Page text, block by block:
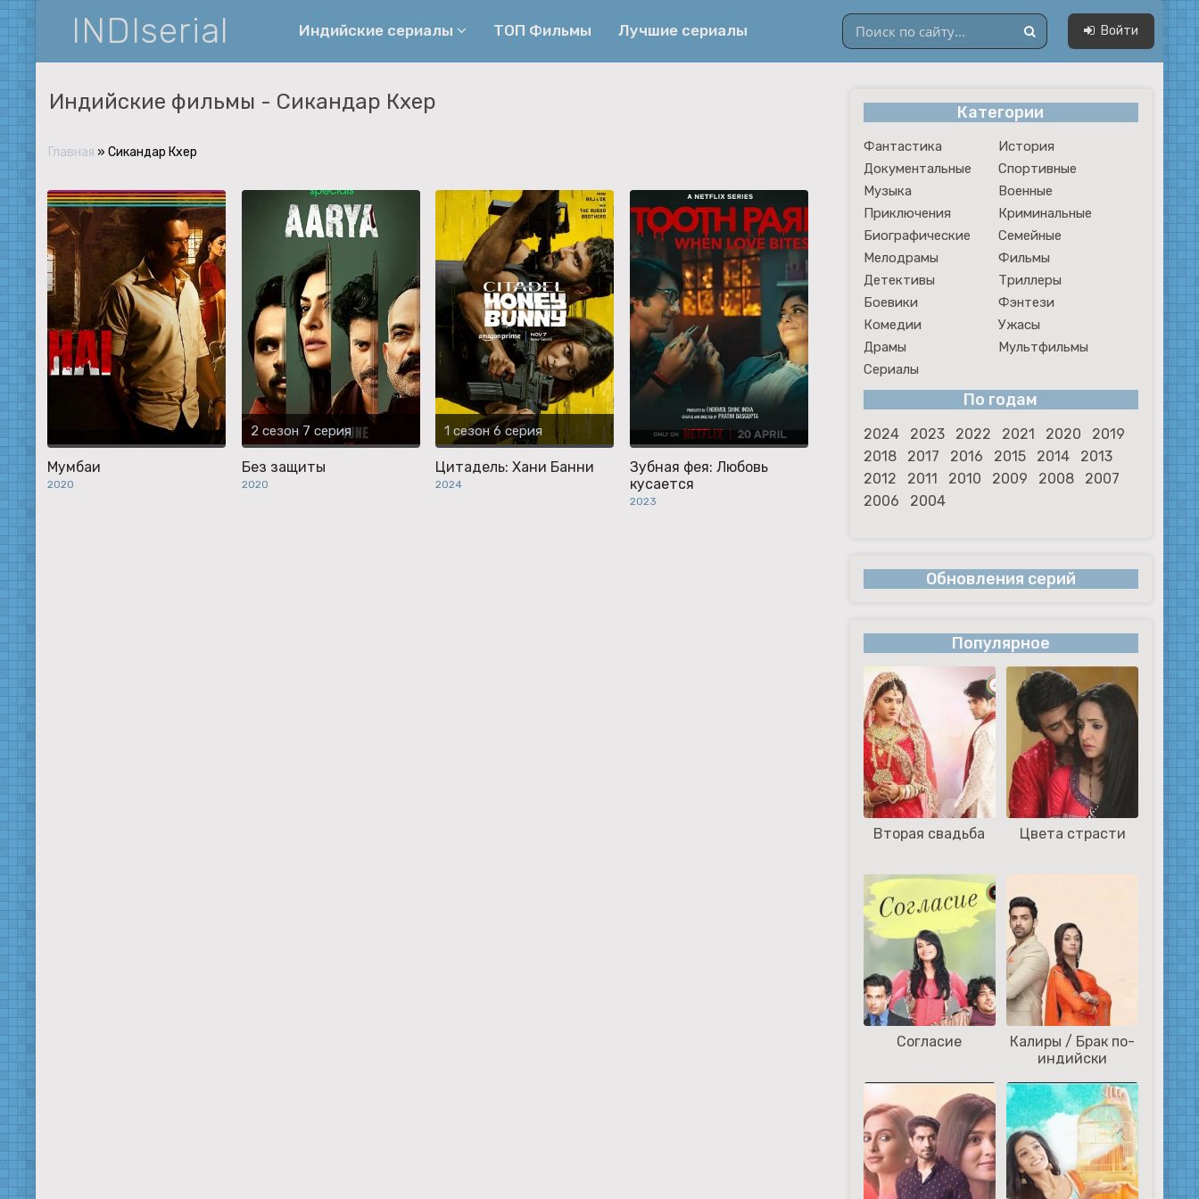
INDIserial Индийские сериалы
Спортивные
Военные
Семейные
Мелодрамы
Фильмы
Фэнтези
Комедии
Ужасы
Мультфильмы
Сериалы
ТОП Фильмы Лучшие сериалы Войти
Индийские фильмы - Сикандар Кхер
Главная » Сикандар Кхер
Мумбаи
2020
2 сезон 7 серия
Без защиты
2020
1 сезон 6 серия
Цитадель: Хани Банни
2024
Зубная фея: Любовь
кусается
2023
Категории
Фантастика
История
Документальные
Спортивные
Музыка
Военные
Приключения
Криминальные
Биографические
Семейные
Мелодрамы
Фильмы
Детективы
Триллеры
Боевики
Фэнтези
Комедии
Ужасы
Драмы
Мультфильмы
Сериалы
По годам
2024 2023 2022 2021 2020
2019
2018
2017 2016 2015 2014
2013
2012
2011 2010 2009 2008
2007
2006
2004
Обновления серий
Популярное
Вторая свадьба Цвета страсти
Согласие
Калиры / Брак по-
индийски